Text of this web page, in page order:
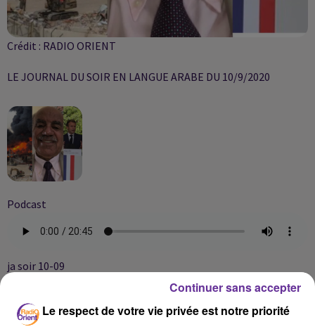
Crédit : RADIO ORIENT
LE JOURNAL DU SOIR EN LANGUE ARABE DU 10/9/2020
Podcast
ja soir 10-09
Le respect de votre vie privée est notre priorité
Continuer sans accepter